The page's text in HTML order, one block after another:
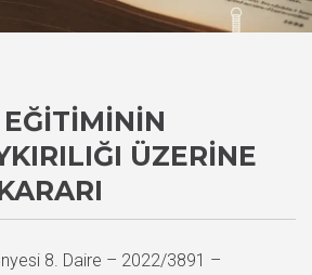
ÜZERINE
8. Daire – 2022/3891 –